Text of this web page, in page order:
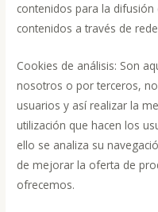
contenidos para la
contenidos a través de
Cookies de análisis: Son
nosotros o por terceros,
usuarios y así realizar la
utilización que hacen los
ello se analiza su
de mejorar la oferta de
ofrecemos.